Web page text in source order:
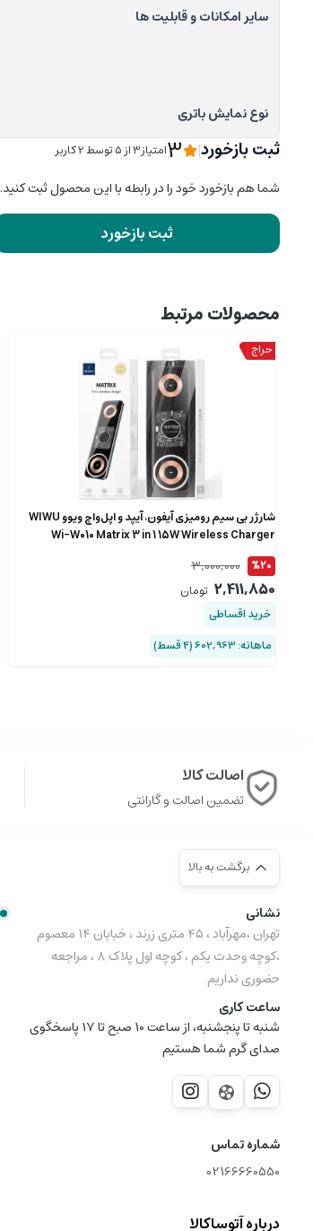
سایر امکانات و قابلیت ها
نوع نمایش باتری
ثبت بازخورد|
3امتیاز3 از ۵ توسط 2 کاربر
شما هم بازخورد خود را در رابطه با این محصول ثبت کنید.
ثبت بازخورد
محصولات مرتبط
شارژر بی سیم رومیزی آیفون، آیپد و اپل‌واچ ویوو WIWU
Wi-W010 Matrix 3 in 1 15W Wireless Charger
%20
3,000,000
2,411,850 تومان
خرید اقساطی
ماهانه: 602,963 (۴ قسط)
اصالت کالا
تضمین اصالت و گارانتی
برگشت به بالا
نشانی
تهران ،مهرآباد ، ۴۵ متری زرند ، خبابان ۱۴ معصوم
،کوچه وحدت یکم ، کوچه اول پلاک ۸ ، مراجعه
حضوری نداریم
ساعت کاری
شنبه تا پنجشنبه، از ساعت 10 صبح تا 17 پاسخگوی
صدای گرم شما هستیم
شماره تماس
02166660550
درباره آتوساکالا